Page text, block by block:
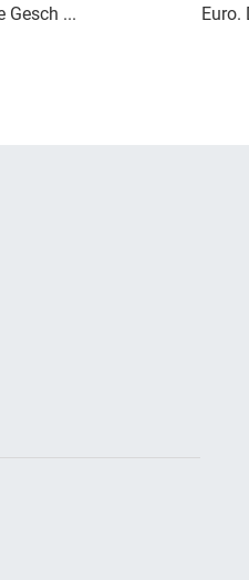
Gesch ...
Euro.